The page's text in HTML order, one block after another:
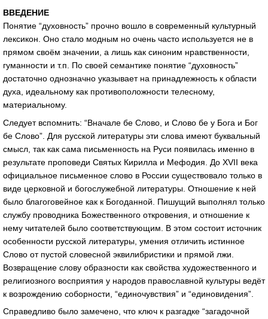
ВВЕДЕНИЕ
Понятие “духовность” прочно вошло в современный культурный
лексикон. Оно стало модным но очень часто используется не в
прямом своём значении, а лишь как синоним нравственности,
гуманности и т.п. По своей семантике понятие “духовность”
достаточно однозначно указывает на принадлежность к области
духа, идеальному как противоположности телесному,
материальному.
Следует вспомнить: “Вначале бе Слово, и Слово бе у Бога и Бог
бе Слово”. Для русской литературы эти слова имеют буквальный
смысл, так как сама письменность на Руси появилась именно в
результате проповеди Святых Кирилла и Мефодия. До XVII века
официальное письменное слово в России существовало только в
виде церковной и богослужебной литературы. Отношение к ней
было благоговейное как к Богоданной. Пишущий выполнял только
службу проводника Божественного откровения, и отношение к
нему читателей было соответствующим. В этом состоит источник
особенности русской литературы, умения отличить истинное
Слово от пустой словесной эквилибристики и прямой лжи.
Возвращение слову образности как свойства художественного и
религиозного восприятия у народов православной культуры ведёт
к возрождению соборности, “единочувствия” и “единовидения”.
Справедливо было замечено, что ключ к разгадке “загадочной